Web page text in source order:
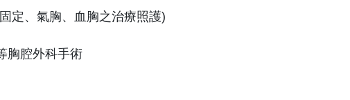
定、氣胸、血胸之治療照護)
胸腔外科手術